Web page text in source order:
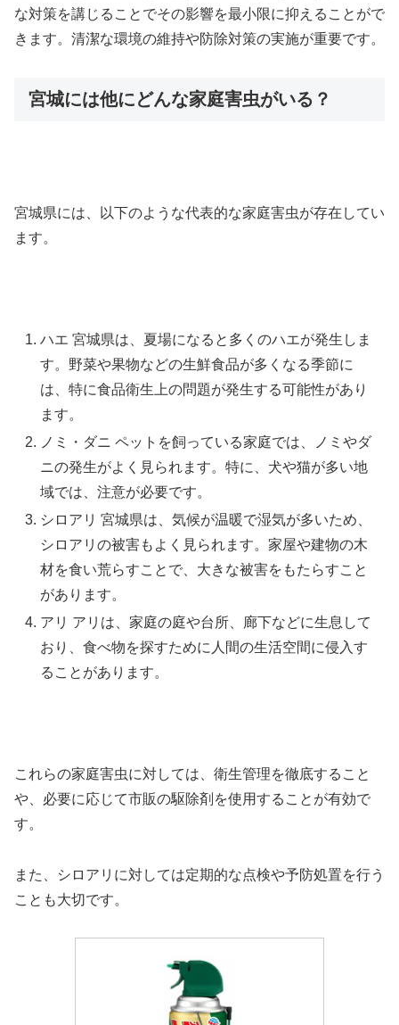
な対策を講じることでその影響を最小限に抑えることがで
きます。清潔な環境の維持や防除対策の実施が重要です。
宮城には他にどんな家庭害虫がいる？
宮城県には、以下のような代表的な家庭害虫が存在してい
ます。
ハエ 宮城県は、夏場になると多くのハエが発生しま
す。野菜や果物などの生鮮食品が多くなる季節に
は、特に食品衛生上の問題が発生する可能性があり
ます。
ノミ・ダニ ペットを飼っている家庭では、ノミやダ
ニの発生がよく見られます。特に、犬や猫が多い地
域では、注意が必要です。
シロアリ 宮城県は、気候が温暖で湿気が多いため、
シロアリの被害もよく見られます。家屋や建物の木
材を食い荒らすことで、大きな被害をもたらすこと
があります。
アリ アリは、家庭の庭や台所、廊下などに生息して
おり、食べ物を探すために人間の生活空間に侵入す
ることがあります。
これらの家庭害虫に対しては、衛生管理を徹底すること
や、必要に応じて市販の駆除剤を使用することが有効で
す。
また、シロアリに対しては定期的な点検や予防処置を行う
ことも大切です。